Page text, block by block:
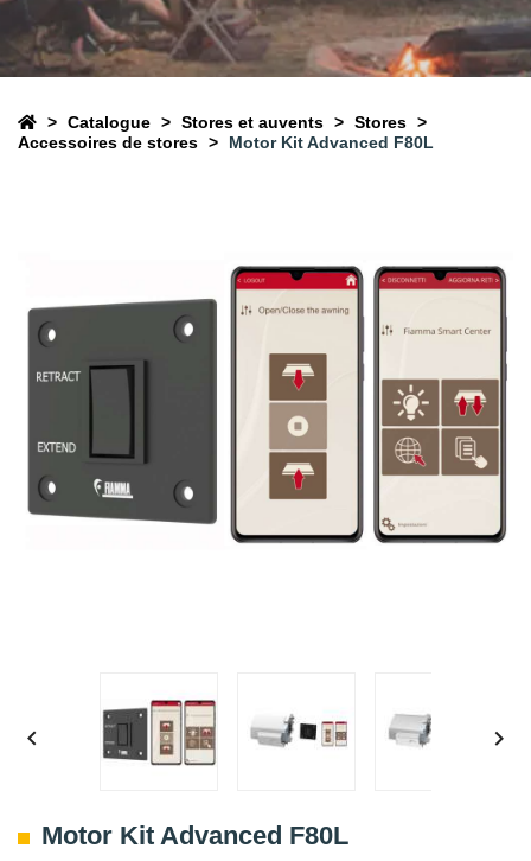
Catalogue Stores et auvents
Stores
Accessoires de stores
Motor Kit Advanced F80L
 
Motor Kit Advanced F80L